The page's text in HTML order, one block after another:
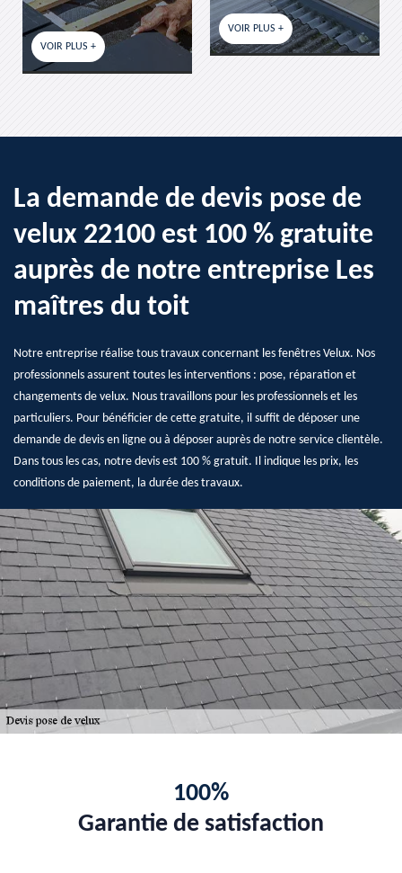
VOIR PLUS + VOIR PLUS +
La demande de devis pose de
velux 22100 est 100 % gratuite
auprès de notre entreprise Les
maîtres du toit
Notre entreprise réalise tous travaux concernant les fenêtres Velux. Nos
professionnels assurent toutes les interventions : pose, réparation et
changements de velux. Nous travaillons pour les professionnels et les
particuliers. Pour bénéficier de cette gratuite, il suffit de déposer une
demande de devis en ligne ou à déposer auprès de notre service clientèle.
Dans tous les cas, notre devis est 100 % gratuit. Il indique les prix, les
conditions de paiement, la durée des travaux.
100%
Garantie de satisfaction